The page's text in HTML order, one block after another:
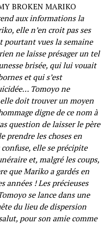
BROKEN MARIKO
aux informations la
elle n’en croit pas ses
pourtant vues la semaine
ne laisse présager un tel
brisée, qui lui vouait
et qui s’est
Tomoyo ne
doit trouver un moyen
digne de ce nom à
question de laisser le père
prendre les choses en
elle se précipite
et, malgré les coups,
que Mariko a gardés en
années ! Les précieuses
se lance dans une
du lieu de dispersion
pour son amie comme